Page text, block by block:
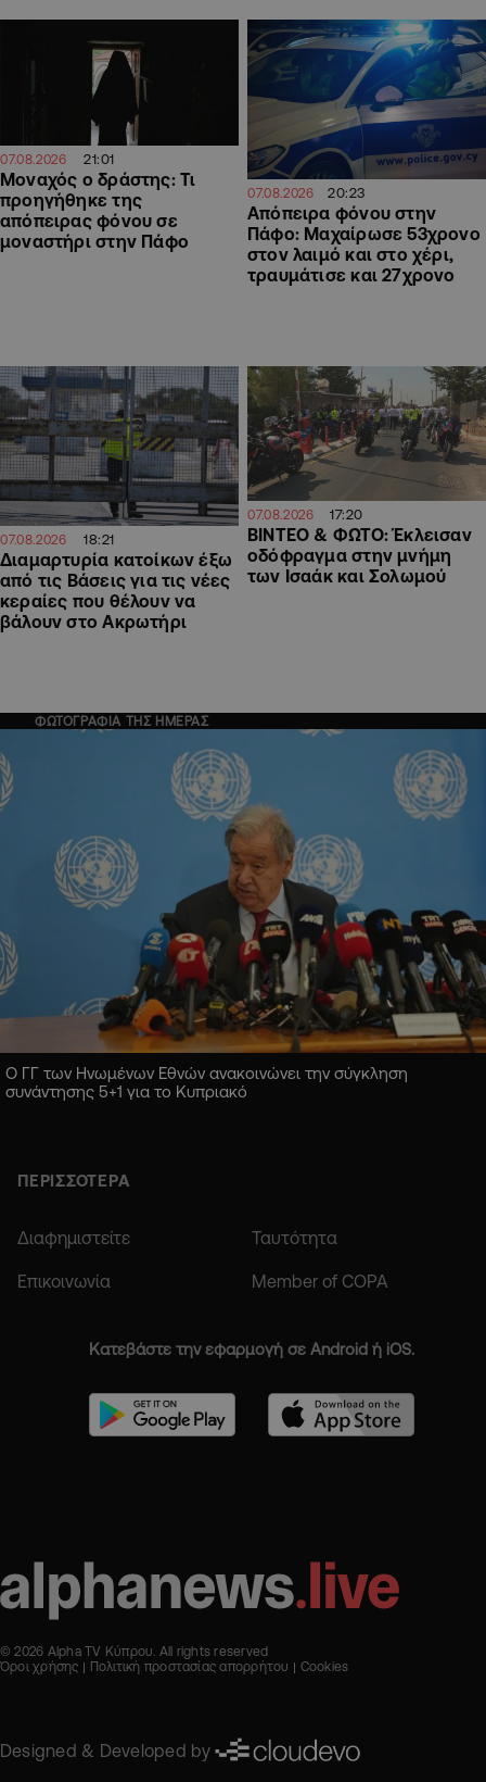
07.08.2026 21:01
Μοναχός ο δράστης: Τι
προηγήθηκε της
απόπειρας φόνου σε
μοναστήρι στην Πάφο
07.08.2026 20:23
Απόπειρα φόνου στην
Πάφο: Μαχαίρωσε 53χρονο
στον λαιμό και στο χέρι,
τραυμάτισε και 27χρονο
07.08.2026 18:21
Διαμαρτυρία κατοίκων έξω
από τις Βάσεις για τις νέες
κεραίες που θέλουν να
βάλουν στο Ακρωτήρι
07.08.2026 17:20
ΒΙΝΤΕΟ & ΦΩΤΟ: Έκλεισαν
οδόφραγμα στην μνήμη
των Ισαάκ και Σολωμού
ΦΩΤΟΓΡΑΦΙΑ ΤΗΣ ΗΜΕΡΑΣ
Ο ΓΓ των Ηνωμένων Εθνών ανακοινώνει την σύγκληση
συνάντησης 5+1 για το Κυπριακό
ΠΕΡΙΣΣΟΤΕΡΑ
Διαφημιστείτε Ταυτότητα
Επικοινωνία Member of COPA
Κατεβάστε την εφαρμογή σε Android ή iOS.
© 2026 Alpha TV Κύπρου. All rights reserved
Όροι χρήσης
Πολιτική προστασίας απορρήτου Cookies
Designed & Developed by